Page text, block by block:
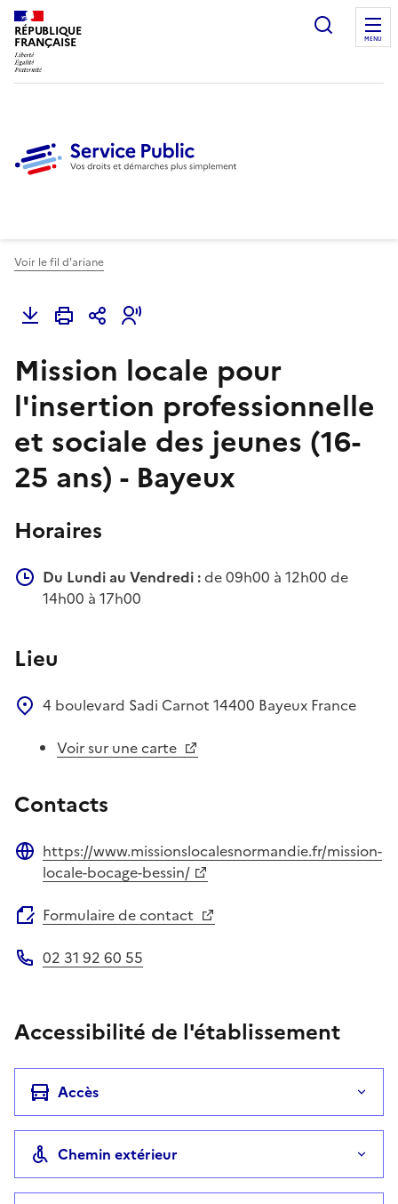
RÉPUBLIQUE
FRANÇAISE
Ouvrir
MENU
Voir le fil d'ariane
Mission locale pour
l'insertion professionnelle
et sociale des jeunes (16-
25 ans) - Bayeux
Horaires
Du Lundi au Vendredi :de 09h00 à 12h00 de
14h00 à 17h00
Lieu
4 boulevard Sadi Carnot 14400 Bayeux France
Voir sur une carte
Contacts
Site web
https://www.missionslocalesnormandie.fr/mission-
locale-bocage-bessin/
Formulaire de contact
02 31 92 60 55
Accessibilité de l'établissement
Accès
Chemin extérieur